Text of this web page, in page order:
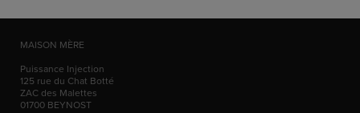
MAISON MÈRE
Puissance Injection
125 rue du Chat Botté
ZAC des Malettes
01700 BEYNOST